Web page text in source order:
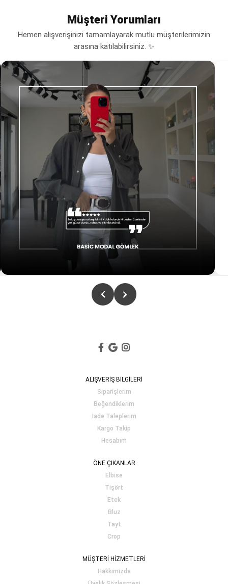
Müşteri Yorumları
Hemen alışverişinizi tamamlayarak mutlu müşterilerimizin
arasına katılabilirsiniz. ✨
ALIŞVERİŞ BİLGİLERİ
Siparişlerim
Beğendiklerim
İade Taleplerim
Kargo Takip
Hesabım
ÖNE ÇIKANLAR
Elbise
Tişört
Etek
Bluz
Tayt
Crop
MÜŞTERİ HİZMETLERİ
Hakkımızda